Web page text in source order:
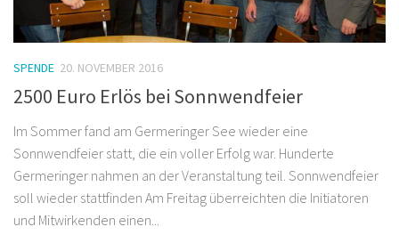
SPENDE 20. NOVEMBER 2016
2500 Euro Erlös bei Sonnwendfeier
Im Sommer fand am Germeringer See wieder eine
Sonnwendfeier statt, die ein voller Erfolg war. Hunderte
Germeringer nahmen an der Veranstaltung teil. Sonnwendfeier
soll wieder stattfinden Am Freitag überreichten die Initiatoren
und Mitwirkenden einen...